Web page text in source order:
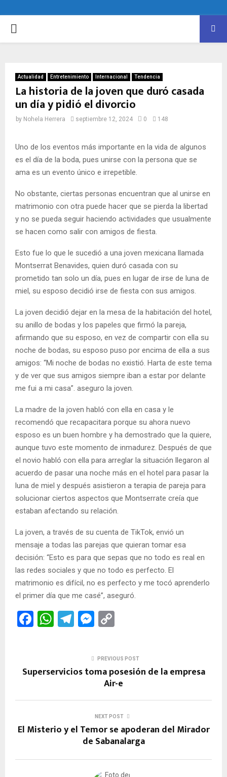
PRIMARY
Actualidad Entretenimiento Internacional Tendencia
La historia de la joven que duró casada
un día y pidió el divorcio
by Nohela Herrera septiembre 12, 2024 0 148
Uno de los eventos más importante en la vida de algunos
es el día de la boda, pues unirse con la persona que se
ama es un evento único e irrepetible.
No obstante, ciertas personas encuentran que al unirse en
matrimonio con otra puede hacer que se pierda la libertad
y no se pueda seguir haciendo actividades que usualmente
se hacen como salir con amigos de fiesta.
Esto fue lo que le sucedió a una joven mexicana llamada
Montserrat Benavides, quien duró casada con su
prometido tan solo un día, pues en lugar de irse de luna de
miel, su esposo decidió irse de fiesta con sus amigos.
La joven decidió dejar en la mesa de la habitación del hotel,
su anillo de bodas y los papeles que firmó la pareja,
afirmando que su esposo, en vez de compartir con ella su
noche de bodas, su esposo puso por encima de ella a sus
amigos: “Mi noche de bodas no existió. Harta de este tema
y de ver que sus amigos siempre iban a estar por delante
me fui a mi casa”. aseguro la joven.
La madre de la joven habló con ella en casa y le
recomendó que recapacitara porque su ahora nuevo
esposo es un buen hombre y ha demostrado que la quiere,
aunque tuvo este momento de inmadurez. Después de que
el novio habló con ella para arreglar la situación llegaron al
acuerdo de pasar una noche más en el hotel para pasar la
luna de miel y después asistieron a terapia de pareja para
solucionar ciertos aspectos que Montserrate creía que
estaban afectando su relación.
La joven, a través de su cuenta de TikTok, envió un
mensaje a todas las parejas que quieran tomar esa
decisión: “Esto es para que sepas que no todo es real en
las redes sociales y que no todo es perfecto. El
matrimonio es difícil, no es perfecto y me tocó aprenderlo
el primer día que me casé”, aseguró.
F
b
o
W
s
p
T
gr
m
M
n
er
Li
n
k
PREVIOUS POST
Superservicios toma posesión de la empresa
Air-e
NEXT POST
El Misterio y el Temor se apoderan del Mirador
de Sabanalarga